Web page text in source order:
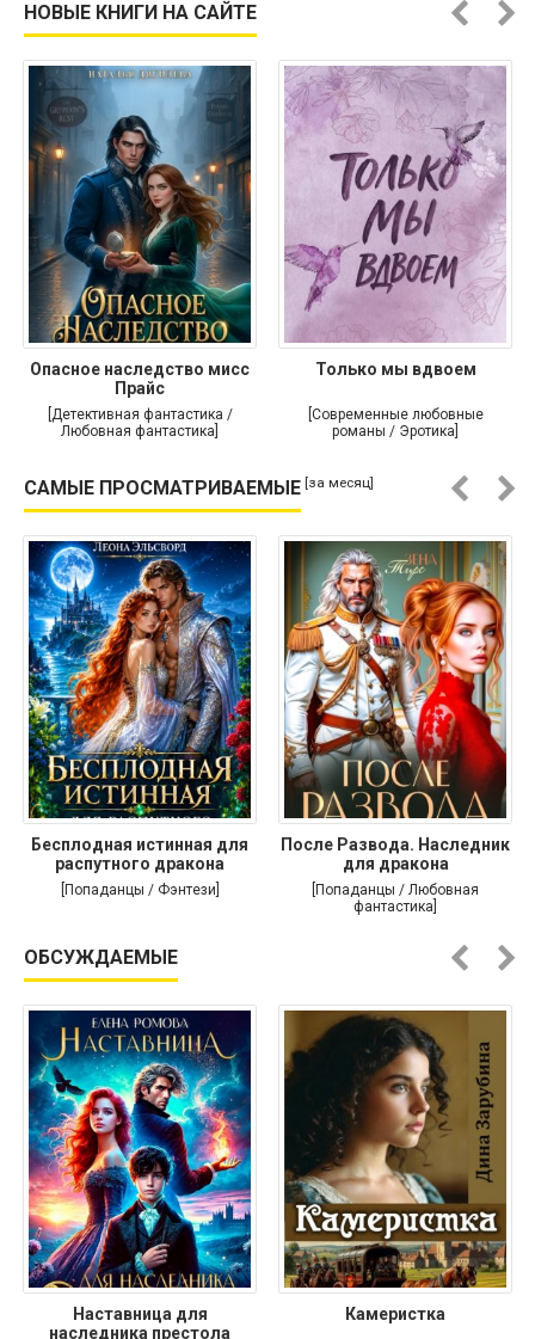
НОВЫЕ КНИГИ НА САЙТЕ
Опасное наследство мисс
Прайс
[Детективная фантастика /
Любовная фантастика]
Только мы вдвоем
[Современные любовные
романы / Эротика]
САМЫЕ ПРОСМАТРИВАЕМЫЕ [за месяц]
Бесплодная истинная для
распутного дракона
[Попаданцы / Фэнтези]
После Развода. Наследник
для дракона
[Попаданцы / Любовная
фантастика]
ОБСУЖДАЕМЫЕ
Наставница для
наследника престола
Камеристка